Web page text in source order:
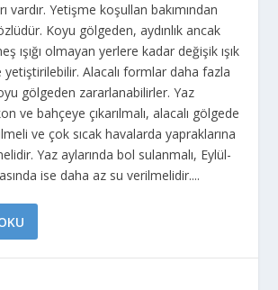
vardır. Yetişme koşullan bakımından
Koyu gölgeden, aydınlık ancak
ışığı olmayan yerlere kadar değişik ışık
Alacalı formlar daha fazla
gölgeden zararlanabilirler. Yaz
ve bahçeye çıkarılmalı, alacalı gölgede
ve çok sıcak havalarda yapraklarına
Yaz aylarında bol sulanmalı, Eylül-
ise daha az su verilmelidir....